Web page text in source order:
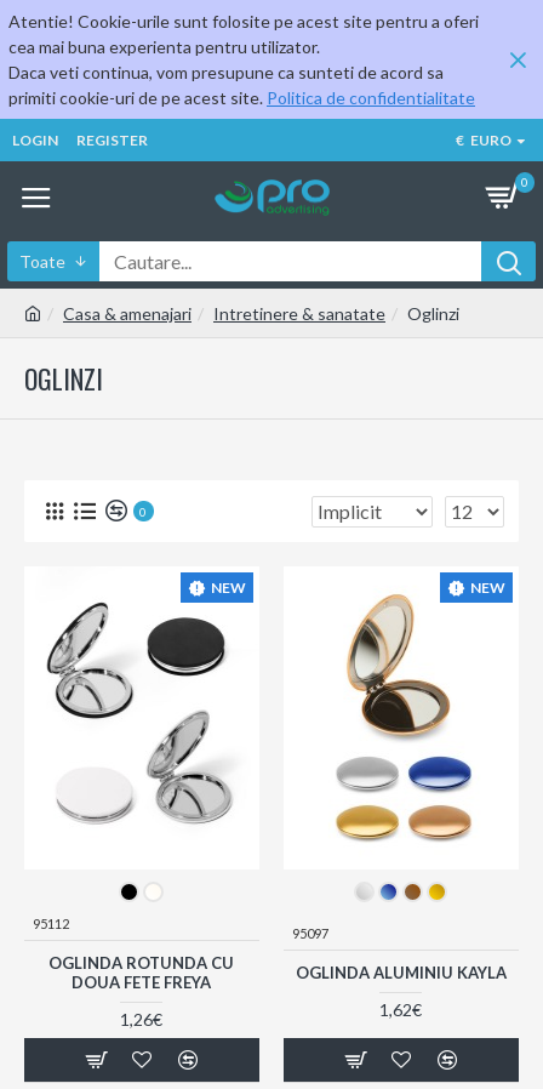
Atentie! Cookie-urile sunt folosite pe acest site pentru a oferi
cea mai buna experienta pentru utilizator.
Daca veti continua, vom presupune ca sunteti de acord sa
primiti cookie-uri de pe acest site. Politica de confidentialitate
LOGIN REGISTER € EURO
0
Toate
Casa & amenajari Intretinere & sanatate Oglinzi
OGLINZI
0
NEW
95112
OGLINDA ROTUNDA CU
DOUA FETE FREYA
1,26€
NEW
95097
OGLINDA ALUMINIU KAYLA
1,62€